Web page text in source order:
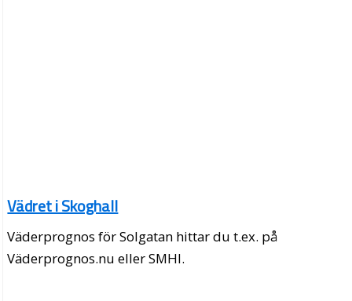
Vädret i Skoghall
Väderprognos för Solgatan hittar du t.ex. på
Väderprognos.nu eller SMHI.